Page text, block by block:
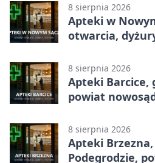
8 sierpnia 2026
Apteki w
otwarcia,
8 sierpnia 2026
Apteki Barcice,
powiat
8 sierpnia 2026
Apteki
Podegrodzie,